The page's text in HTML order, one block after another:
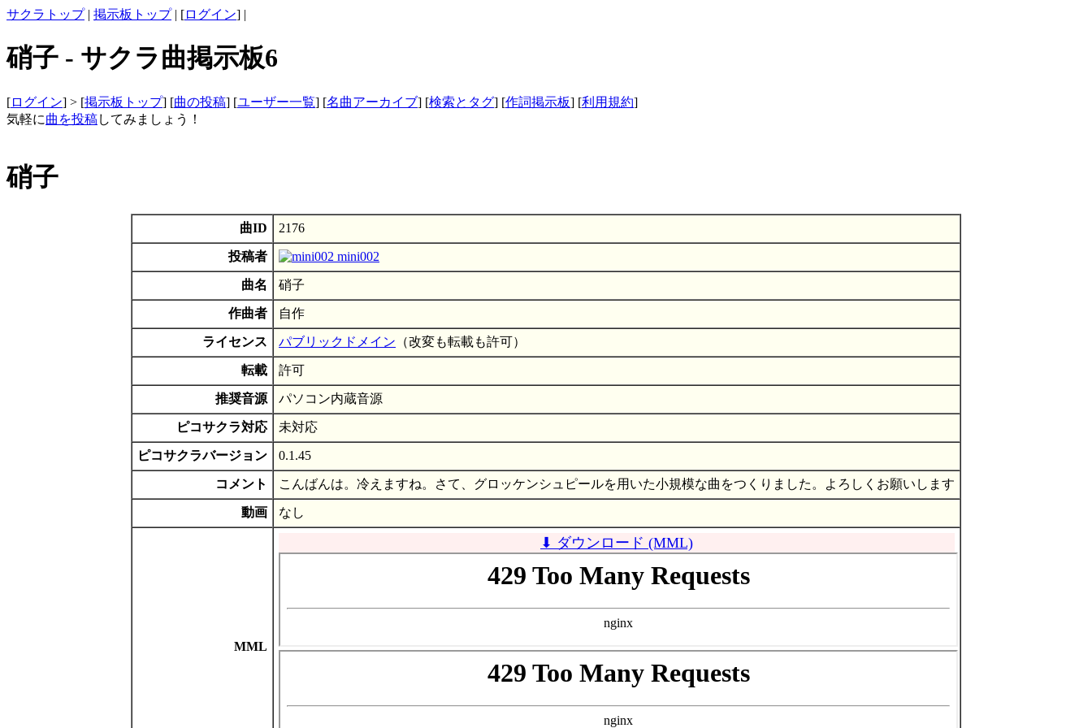
サクラトップ| 掲示板トップ| [ログイン] |
硝子 - サクラ曲掲示板6
[ログイン] > [掲示板トップ] [曲の投稿] [ユーザー一覧] [名曲アーカイブ] [検索とタグ] [作詞掲示板] [利用規約]
気軽に曲を投稿してみましょう！
硝子
曲ID 2176
投稿者 mini002
曲名 硝子
作曲者 自作
ライセンス パブリックドメイン （改変も転載も許可）
転載 許可
推奨音源 パソコン内蔵音源
ピコサクラ対応 未対応
ピコサクラバージョン 0.1.45
コメント こんばんは。冷えますね。さて、グロッケンシュピールを用いた小規模な曲をつくりました。よろしくお願いします
動画 なし
MML
⬇ ダウンロード (MML)